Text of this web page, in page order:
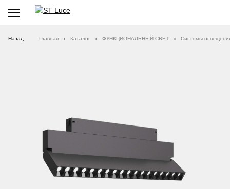
Назад Главная Каталог ФУНКЦИОНАЛЬНЫЙ СВЕТ Системы